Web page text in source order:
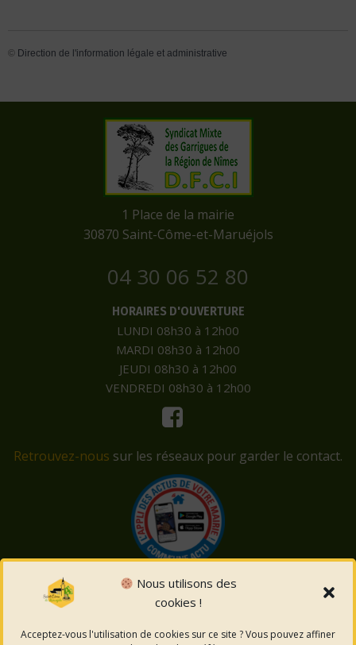
Nous utilisons des
cookies !
Acceptez-vous l'utilisation de cookies sur ce site ? Vous pouvez affiner
© Direction de l'information légale et administrative
​1 Place de la mairie
​30870 Saint-Côme-et-Maruéjols
04 30 06 52 80
HORAIRES D'OUVERTURE
LUNDI 08h30 à 12h00
MARDI 08h30 à 12h00
JEUDI 08h30 à 12h00
VENDREDI 08h30 à 12h00
Retrouvez-nous sur les réseaux pour garder le contact.
© 2026 Saint-Côme-et-Maruéjols. Un service proposé